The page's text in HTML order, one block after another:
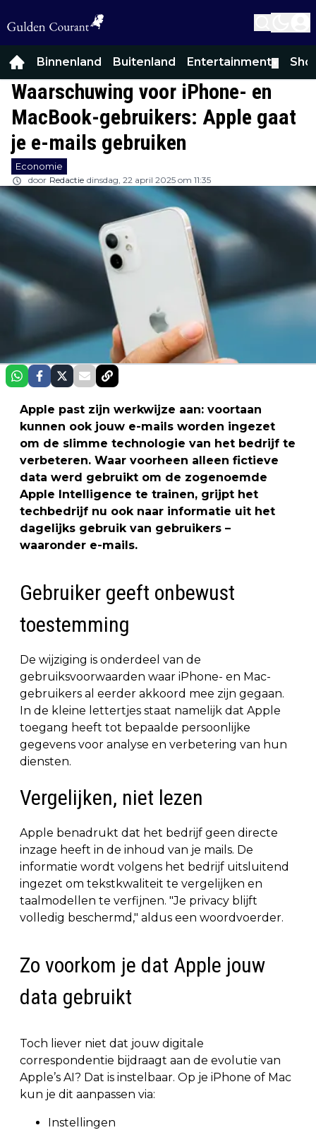
Binnenland Buitenland Entertainment
Waarschuwing voor iPhone- en
MacBook-gebruikers: Apple gaat
je e-mails gebruiken
Economie
door Redactie dinsdag, 22 april 2025 om 11:35
Apple past zijn werkwijze aan: voortaan
kunnen ook jouw e-mails worden ingezet
om de slimme technologie van het bedrijf te
verbeteren. Waar voorheen alleen fictieve
data werd gebruikt om de zogenoemde
Apple Intelligence te trainen, grijpt het
techbedrijf nu ook naar informatie uit het
dagelijks gebruik van gebruikers –
waaronder e-mails.
Gebruiker geeft onbewust
toestemming
De wijziging is onderdeel van de
gebruiksvoorwaarden waar iPhone- en Mac-
gebruikers al eerder akkoord mee zijn gegaan.
In de kleine lettertjes staat namelijk dat Apple
toegang heeft tot bepaalde persoonlijke
gegevens voor analyse en verbetering van hun
diensten.
Vergelijken, niet lezen
Apple benadrukt dat het bedrijf geen directe
inzage heeft in de inhoud van je mails. De
informatie wordt volgens het bedrijf uitsluitend
ingezet om tekstkwaliteit te vergelijken en
taalmodellen te verfijnen. "Je privacy blijft
volledig beschermd," aldus een woordvoerder.
Zo voorkom je dat Apple jouw
data gebruikt
Toch liever niet dat jouw digitale
correspondentie bijdraagt aan de evolutie van
Apple’s AI? Dat is instelbaar. Op je iPhone of Mac
kun je dit aanpassen via:
Instellingen